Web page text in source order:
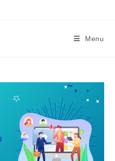
Menu